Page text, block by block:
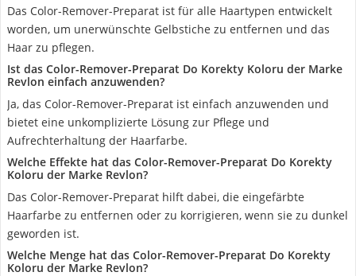
Das Color-Remover-Preparat ist für alle Haartypen entwickelt
worden, um unerwünschte Gelbstiche zu entfernen und das
Haar zu pflegen.
Ist das Color-Remover-Preparat Do Korekty Koloru der Marke
Revlon einfach anzuwenden?
Ja, das Color-Remover-Preparat ist einfach anzuwenden und
bietet eine unkomplizierte Lösung zur Pflege und
Aufrechterhaltung der Haarfarbe.
Welche Effekte hat das Color-Remover-Preparat Do Korekty
Koloru der Marke Revlon?
Das Color-Remover-Preparat hilft dabei, die eingefärbte
Haarfarbe zu entfernen oder zu korrigieren, wenn sie zu dunkel
geworden ist.
Welche Menge hat das Color-Remover-Preparat Do Korekty
Koloru der Marke Revlon?